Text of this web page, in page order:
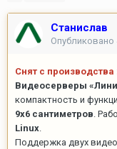
Станислав
Опубликовано
Снят с производства
Видеосерверы
компактность и
9х6 сантиметров .
Linux
Поддержка двух